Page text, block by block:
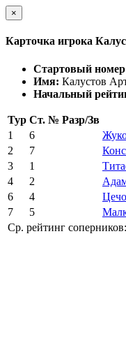
×
Карточка игрока
Стартовый
Имя: Калустов
Начальный
Тур Ст. № Разр/Зв
1
6
2
7
3
1
4
2
6
4
7
5
Ср. рейтинг соперников: